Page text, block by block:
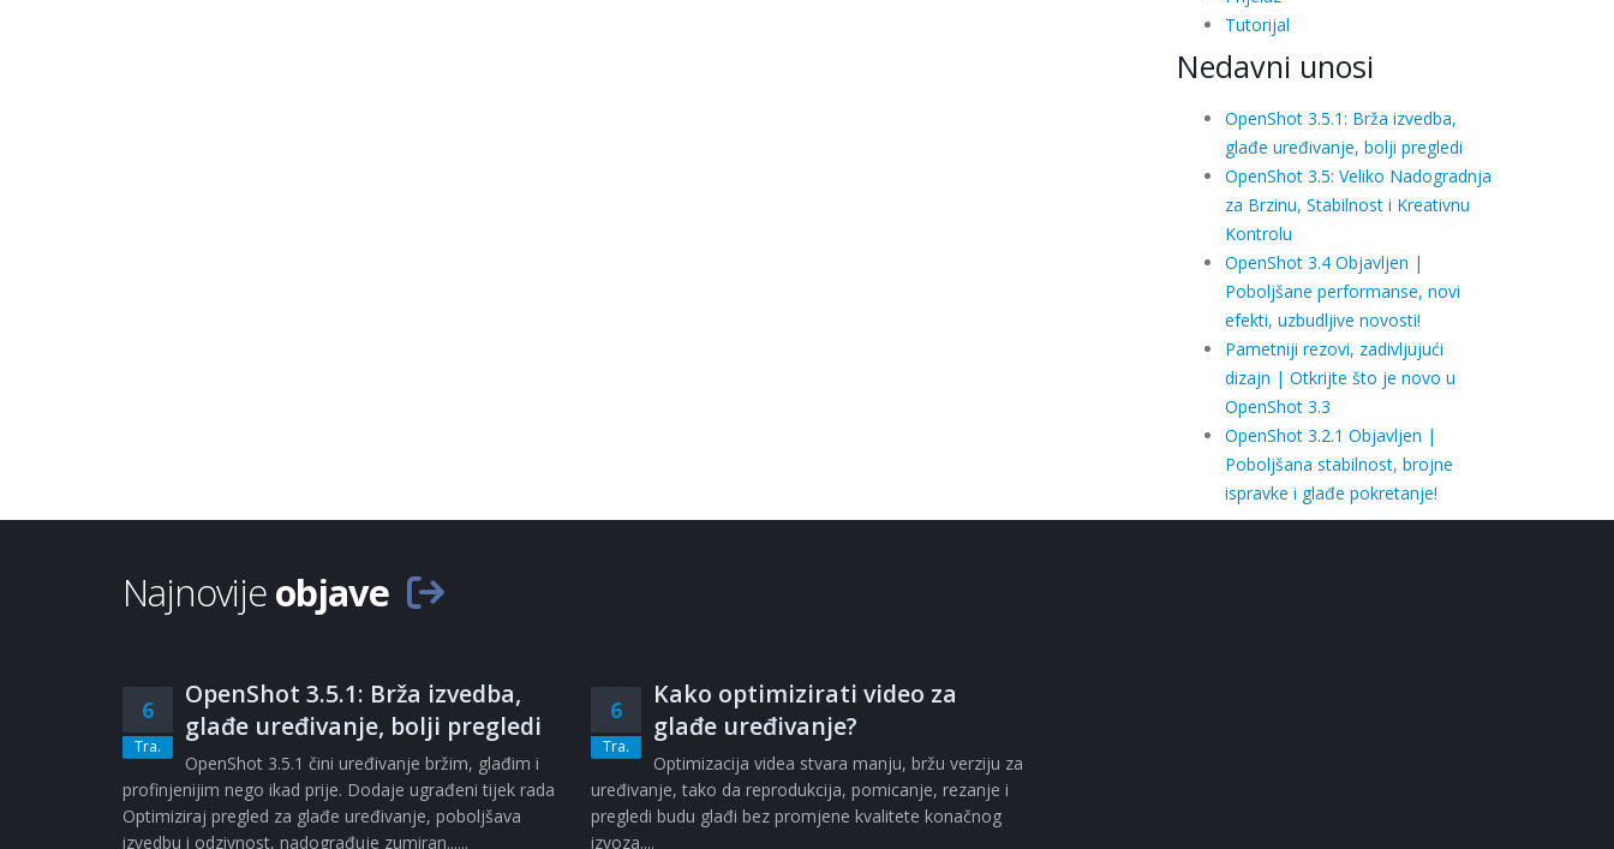
Tutorijal
Nedavni unosi
OpenShot 3.5.1: Brža izvedba,
glađe uređivanje, bolji pregledi
OpenShot 3.5: Veliko Nadogradnja
za Brzinu, Stabilnost i Kreativnu
Kontrolu
OpenShot 3.4 Objavljen |
Poboljšane performanse, novi
efekti, uzbudljive novosti!
Pametniji rezovi, zadivljujući
dizajn | Otkrijte što je novo u
OpenShot 3.3
OpenShot 3.2.1 Objavljen |
Poboljšana stabilnost, brojne
ispravke i glađe pokretanje!
Najnovijeobjave
6
Tra.
OpenShot 3.5.1: Brža izvedba,
glađe uređivanje, bolji pregledi
OpenShot 3.5.1 čini uređivanje bržim, glađim i
profinjenijim nego ikad prije. Dodaje ugrađeni tijek rada
Optimiziraj pregled za glađe uređivanje, poboljšava
izvedbu i odzivnost, nadograđuje zumiran......
6
Tra.
Kako optimizirati video za
glađe uređivanje?
Optimizacija videa stvara manju, bržu verziju za
uređivanje, tako da reprodukcija, pomicanje, rezanje i
pregledi budu glađi bez promjene kvalitete konačnog
izvoza....